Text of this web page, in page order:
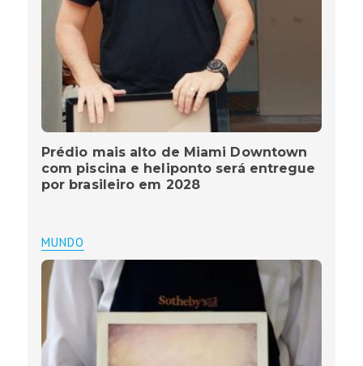
Prédio mais alto de Miami Downtown
com piscina e heliponto será entregue
por brasileiro em 2028
MUNDO